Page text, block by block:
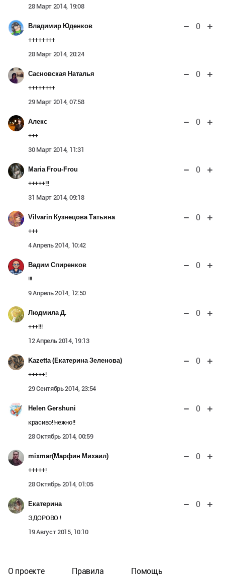
28 Март 2014, 19:08
Владимир Юденков 0
++++++++
28 Март 2014, 20:24
Сасновская Наталья 0
++++++++
29 Март 2014, 07:58
Алекс 0
+++
30 Март 2014, 11:31
Maria Frou-Frou 0
+++++!!!
31 Март 2014, 09:18
Vilvarin Кузнецова Татьяна 0
+++
4 Апрель 2014, 10:42
Вадим Спиренков 0
!!!
9 Апрель 2014, 12:50
Людмила Д. 0
+++!!!
12 Апрель 2014, 19:13
Kazetta (Екатерина Зеленова) 0
+++++!
29 Сентябрь 2014, 23:54
Helen Gershuni 0
красиво!!нежно!!
28 Октябрь 2014, 00:59
mixmar(Марфин Михаил) 0
+++++!
28 Октябрь 2014, 01:05
Екатерина 0
ЗДОРОВО !
19 Август 2015, 10:10
О проекте Правила Помощь